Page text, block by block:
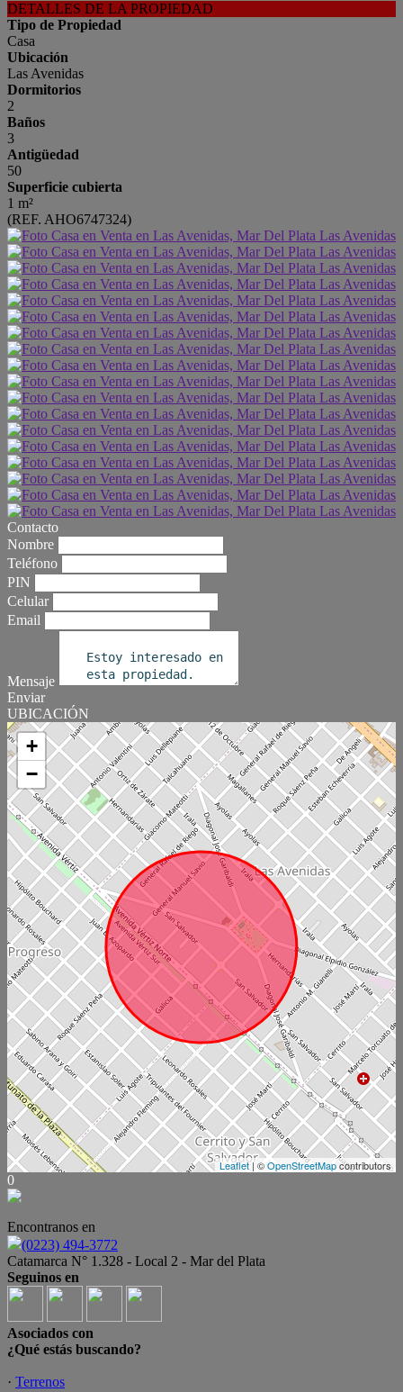
DETALLES DE LA PROPIEDAD
Tipo de Propiedad
Casa
Ubicación
Las Avenidas
Dormitorios
2
Baños
3
Antigüedad
50
Superficie cubierta
1 m²
(REF. AHO6747324)
Contacto
Nombre
Teléfono
PIN
Celular
Email
Mensaje
Enviar
UBICACIÓN
+
−
Leaflet| ©OpenStreetMapcontributors
0
Encontranos en
(0223) 494-3772
Catamarca N° 1.328 - Local 2 - Mar del Plata
Seguinos en
Asociados con
¿Qué estás buscando?
· Terrenos